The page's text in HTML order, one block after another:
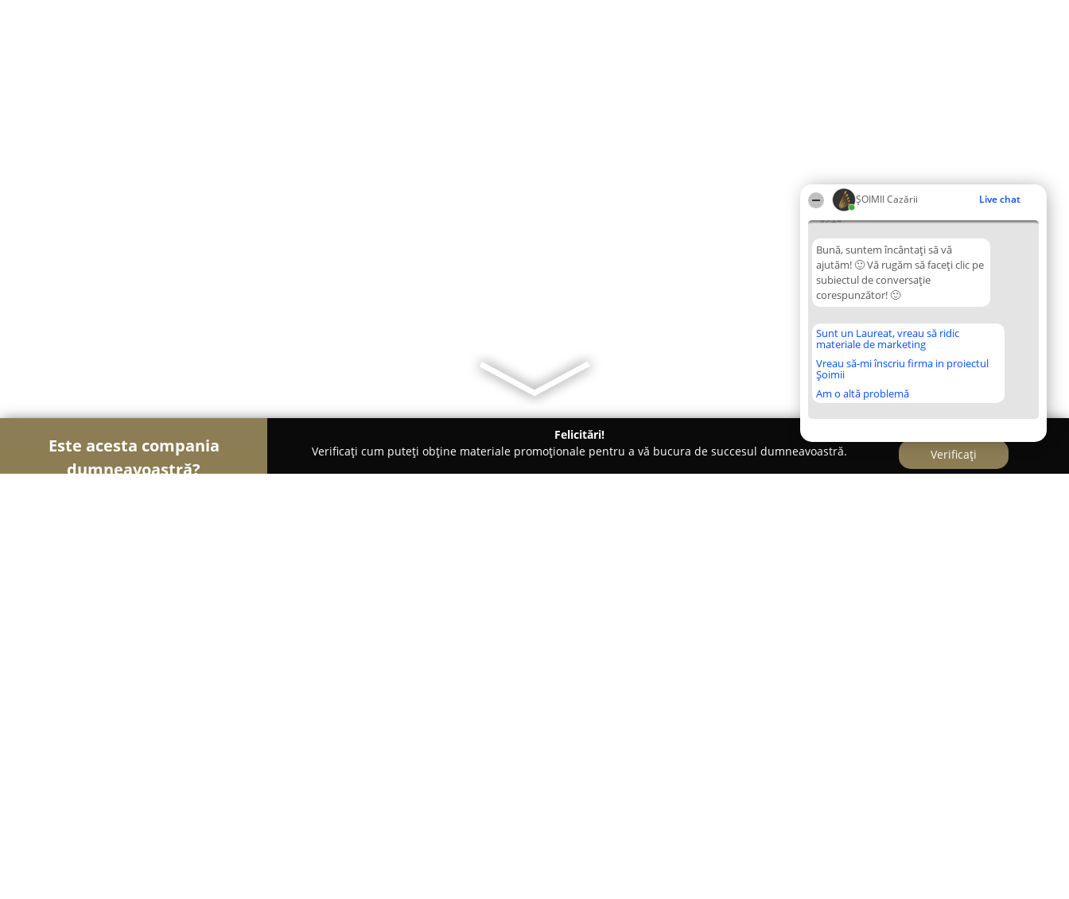
ȘOIMII Cazării Live chat
09:24
Bună, suntem încântați să vă
ajutăm! 🙂 Vă rugăm să faceți clic pe
subiectul de conversație
corespunzător! 🙂
Sunt un Laureat, vreau să ridic
materiale de marketing
Vreau să-mi înscriu firma in proiectul
Șoimii
Am o altă problemă
Este acesta compania
dumneavoastră?
Felicitări!
Verificați cum puteți obține materiale promoționale pentru a vă bucura de succesul dumneavoastră.
Verificați